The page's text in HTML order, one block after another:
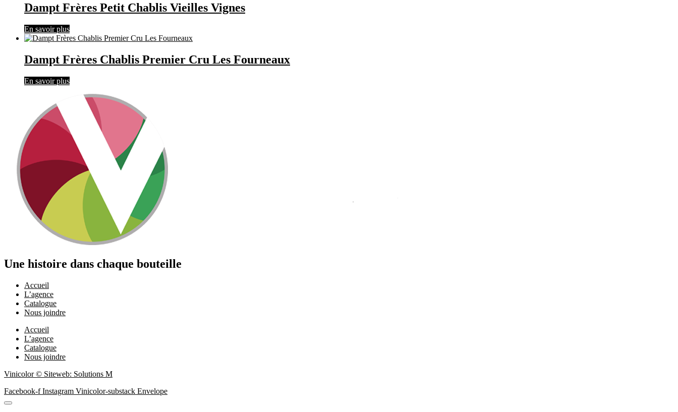
Dampt Frères Petit Chablis Vieilles Vignes
En savoir plus
Dampt Frères Chablis Premier Cru Les Fourneaux
En savoir plus
Une histoire dans chaque bouteille
Accueil
L’agence
Catalogue
Nous joindre
Accueil
L’agence
Catalogue
Nous joindre
Vinicolor © Siteweb: Solutions M
Facebook-f Instagram Vinicolor-substack Envelope